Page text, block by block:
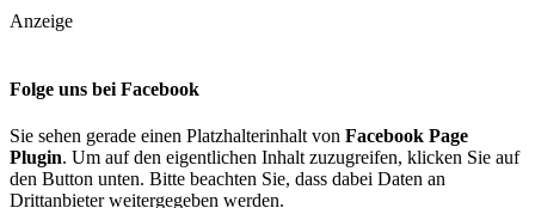
Anzeige
Folge uns bei Facebook
Sie sehen gerade einen Platzhalterinhalt von Facebook Page
Plugin. Um auf den eigentlichen Inhalt zuzugreifen, klicken Sie auf
den Button unten. Bitte beachten Sie, dass dabei Daten an
Drittanbieter weitergegeben werden.